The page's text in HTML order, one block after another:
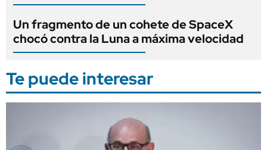
Un fragmento de un cohete de SpaceX
chocó contra la Luna a máxima velocidad
Te puede interesar